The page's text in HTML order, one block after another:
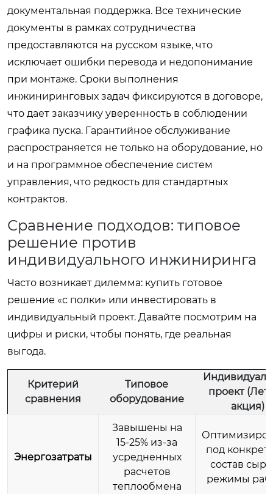
документальная поддержка. Все технические
документы в рамках сотрудничества
предоставляются на русском языке, что
исключает ошибки перевода и недопонимание
при монтаже. Сроки выполнения
инжиниринговых задач фиксируются в договоре,
что дает заказчику уверенность в соблюдении
графика пуска. Гарантийное обслуживание
распространяется не только на оборудование, но
и на программное обеспечение систем
управления, что редкость для стандартных
контрактов.
Сравнение подходов: типовое
решение против
индивидуального инжиниринга
Часто возникает дилемма: купить готовое
решение «с полки» или инвестировать в
индивидуальный проект. Давайте посмотрим на
цифры и риски, чтобы понять, где реальная
выгода.
Критерий
сравнения
Типовое
оборудование
проект
акция)
Энергозатраты
Завышены на
15-25% из-за
усредненных
расчетов
теплообмена
под
состав
режимы